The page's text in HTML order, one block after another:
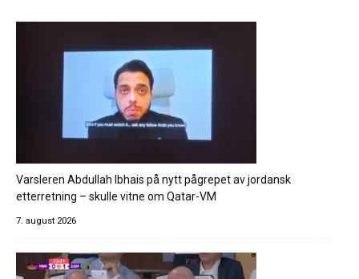
Varsleren Abdullah Ibhais på nytt pågrepet av jordansk
etterretning – skulle vitne om Qatar-VM
7. august 2026